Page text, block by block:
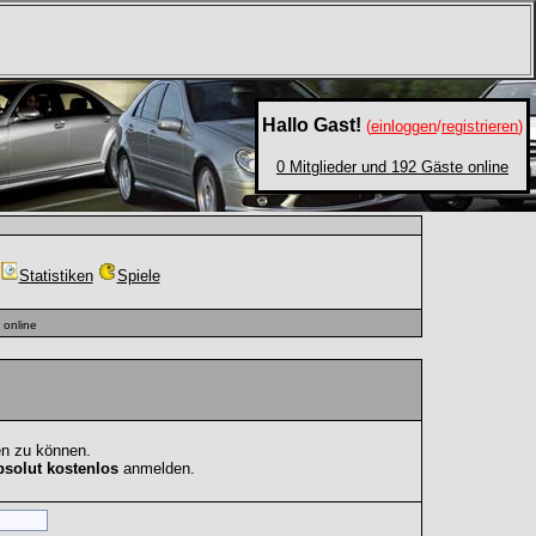
Hallo Gast! (einloggen/registrieren)
0 Mitglieder und 192 Gäste online
Statistiken Spiele
zu können.
kostenlos anmelden.